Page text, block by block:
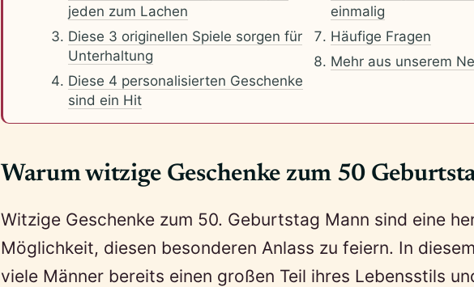
jeden zum Lachen
Diese 3 originellen Spiele sorgen für
Unterhaltung
Diese 4 personalisierten Geschenke
sind ein Hit
einmalig
Häufige Fragen
Mehr aus unserem
Warum witzige Geschenke zum 50
Witzige Geschenke zum 50. Geburtstag Mann sind eine
Möglichkeit, diesen besonderen Anlass zu feiern. In
viele Männer bereits einen großen Teil ihres Lebensstils